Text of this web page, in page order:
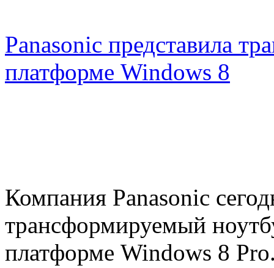
Panasonic представила
платформе Windows 8
Компания Panasonic
трансформируемый
платформе Windows 8